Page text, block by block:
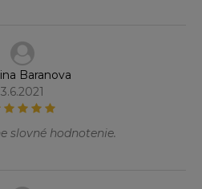
Baranova
3.6.2021
slovné hodnotenie.